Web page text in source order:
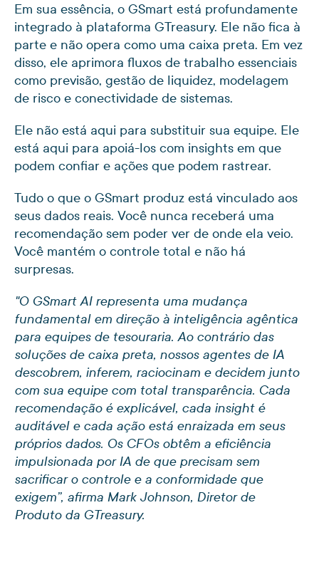
Em sua essência, o GSmart está profundamente
integrado à plataforma GTreasury. Ele não fica à
parte e não opera como uma caixa preta. Em vez
disso, ele aprimora fluxos de trabalho essenciais
como previsão, gestão de liquidez, modelagem
de risco e conectividade de sistemas.
Ele não está aqui para substituir sua equipe. Ele
está aqui para apoiá-los com insights em que
podem confiar e ações que podem rastrear.
Tudo o que o GSmart produz está vinculado aos
seus dados reais. Você nunca receberá uma
recomendação sem poder ver de onde ela veio.
Você mantém o controle total e não há
surpresas.
"O GSmart AI representa uma mudança
fundamental em direção à inteligência agêntica
para equipes de tesouraria. Ao contrário das
soluções de caixa preta, nossos agentes de IA
descobrem, inferem, raciocinam e decidem junto
com sua equipe com total transparência. Cada
recomendação é explicável, cada insight é
auditável e cada ação está enraizada em seus
próprios dados. Os CFOs obtêm a eficiência
impulsionada por IA de que precisam sem
sacrificar o controle e a conformidade que
exigem”, afirma Mark Johnson, Diretor de
Produto da GTreasury.